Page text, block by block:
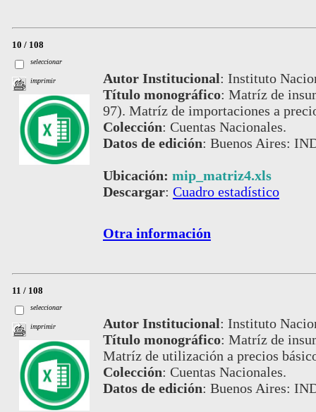
10 / 108
seleccionar
imprimir Autor Institucional: Instituto
Título monográfico: Matríz de
97). Matríz de importaciones a
Colección: Cuentas Nacionales.
Datos de edición: Buenos Aires:
Ubicación: mip_matriz4.xls
Descargar: Cuadro estadístico
Otra información
11 / 108
seleccionar
imprimir Autor Institucional: Instituto
Título monográfico: Matríz de
Matríz de utilización a precios
Colección: Cuentas Nacionales.
Datos de edición: Buenos Aires: